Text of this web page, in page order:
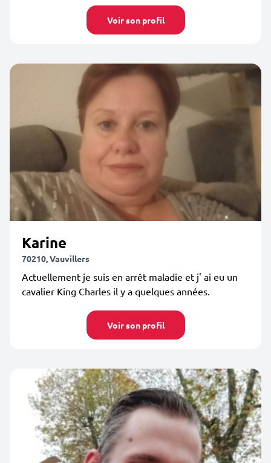
Voir son profil
Karine
70210, Vauvillers
Actuellement je suis en arrêt maladie et j' ai eu un
cavalier King Charles il y a quelques années.
Voir son profil